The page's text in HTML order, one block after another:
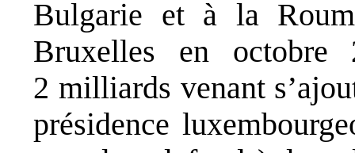
Bulgarie et à la
Bruxelles en
2 milliards venant
présidence